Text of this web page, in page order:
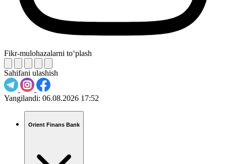
Fikr-mulohazalarni to‘plash
Sahifani ulashish
Yangilandi: 06.08.2026 17:52
Orient Finans Bank